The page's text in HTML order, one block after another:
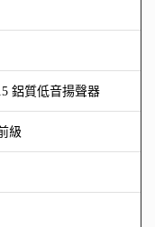
鋁質低音揚聲器
級